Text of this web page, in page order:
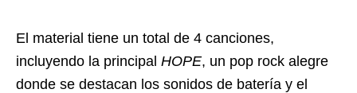
El material tiene un total de 4 canciones,
incluyendo la principal HOPE, un pop rock alegre
donde se destacan los sonidos de batería y el